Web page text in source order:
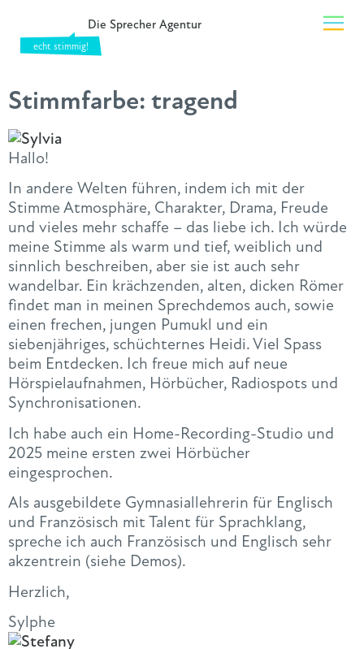
Die Sprecher Agentur
Stimmfarbe: tragend
Hallo!
In andere Welten führen, indem ich mit der
Stimme Atmosphäre, Charakter, Drama, Freude
und vieles mehr schaffe – das liebe ich. Ich würde
meine Stimme als warm und tief, weiblich und
sinnlich beschreiben, aber sie ist auch sehr
wandelbar. Ein krächzenden, alten, dicken Römer
findet man in meinen Sprechdemos auch, sowie
einen frechen, jungen Pumukl und ein
siebenjähriges, schüchternes Heidi. Viel Spass
beim Entdecken. Ich freue mich auf neue
Hörspielaufnahmen, Hörbücher, Radiospots und
Synchronisationen.
Ich habe auch ein Home-Recording-Studio und
2025 meine ersten zwei Hörbücher
eingesprochen.
Als ausgebildete Gymnasiallehrerin für Englisch
und Französisch mit Talent für Sprachklang,
spreche ich auch Französisch und Englisch sehr
akzentrein (siehe Demos).
Herzlich,
Sylphe